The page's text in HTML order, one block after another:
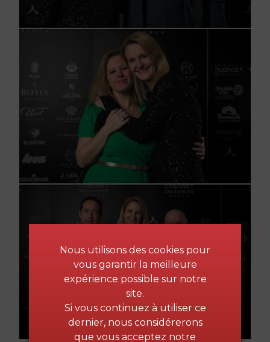
Nous utilisons des cookies pour
vous garantir la meilleure
expérience possible sur notre
site.
Si vous continuez à utiliser ce
dernier, nous considérerons
que vous acceptez notre